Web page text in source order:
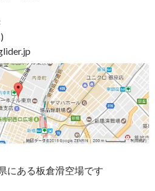
にある板倉滑空場です